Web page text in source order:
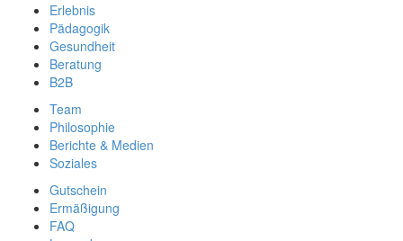
Erlebnis
Pädagogik
Gesundheit
Beratung
B2B
Team
Philosophie
Berichte & Medien
Soziales
Gutschein
Ermäßigung
FAQ